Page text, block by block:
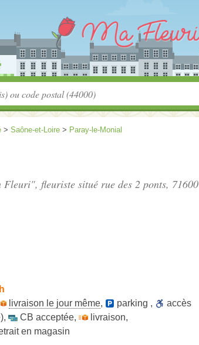
> Saône-et-Loire > Paray-le-Monial
Fleuri", fleuriste situé rue des 2 ponts, 71600
livraison le jour même, parking ,
accès
, CB acceptée, livraison,
en magasin